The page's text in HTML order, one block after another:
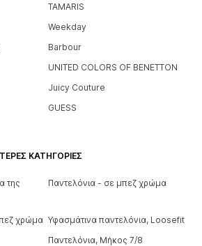
TAMARIS
Weekday
Barbour
UNITED COLORS OF BENETTON
Juicy Couture
GUESS
ΚΑΤΗΓΟΡΊΕΣ
της
Παντελόνια - σε μπεζ χρώμα
χρώμα Υφασμάτινα παντελόνια, Loosefit
Παντελόνια, Μήκος 7/8